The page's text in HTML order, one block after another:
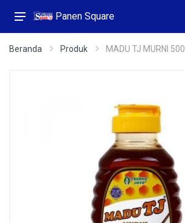
Panen Square
Beranda Produk MADU TJ MURNI